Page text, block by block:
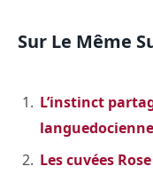
Sur Le Même
L’instinct
Les cuvées